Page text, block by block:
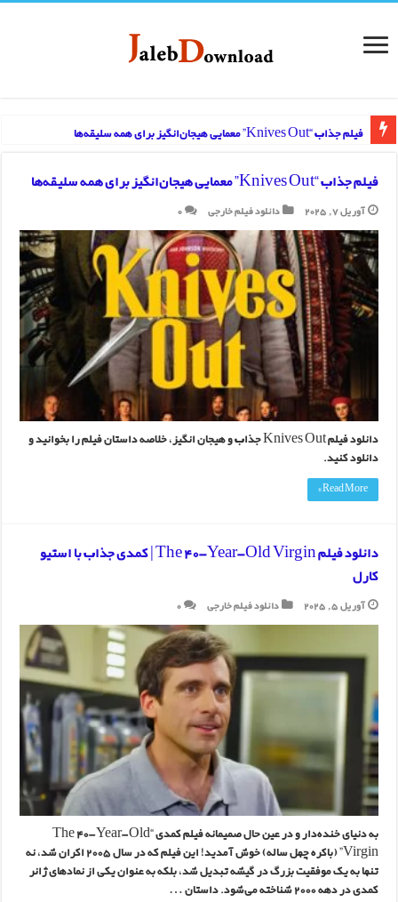
فیلم جذاب “Knives Out” معمایی هیجان‌انگیز برای همه سلیقه‌ها
فیلم جذاب “Knives Out” معمایی هیجان‌انگیز برای همه سلیقه‌ها
آوریل 7, 2025 دانلود فیلم خارجی 0
دانلود فیلم Knives Out جذاب و هیجان انگیز، خلاصه داستان فیلم را بخوانید و
دانلود کنید.
Read More »
دانلود فیلم The 40-Year-Old Virgin | کمدی جذاب با استیو
کارل
آوریل 5, 2025 دانلود فیلم خارجی 0
به دنیای خنده‌دار و در عین حال صمیمانه فیلم کمدی “The 40-Year-Old
Virgin” (باکره چهل ساله) خوش آمدید! این فیلم که در سال 2005 اکران شد، نه
تنها به یک موفقیت بزرگ در گیشه تبدیل شد، بلکه به عنوان یکی از نمادهای ژانر
کمدی در دهه 2000 شناخته می‌شود. داستان …